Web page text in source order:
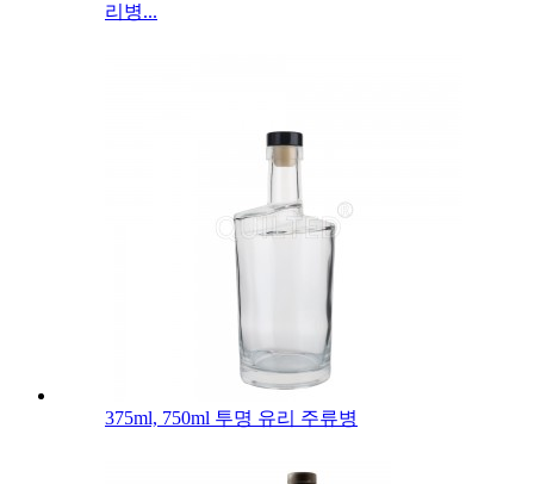
리병...
375ml, 750ml 투명 유리 주류병